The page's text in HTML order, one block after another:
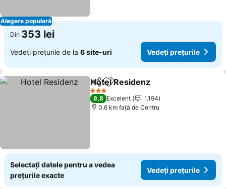
Alegere populară
Din 353 lei
Vedeți prețurile de la 6 site-uri Vedeți prețurile
DistribuițiAdăugaţi la favorite
Hotel Residenz
3 Stele
8,8 Excelent
1.194
0.6 km faţă de Centru
Selectați datele pentru a vedea
prețurile exacte
Vedeți prețurile